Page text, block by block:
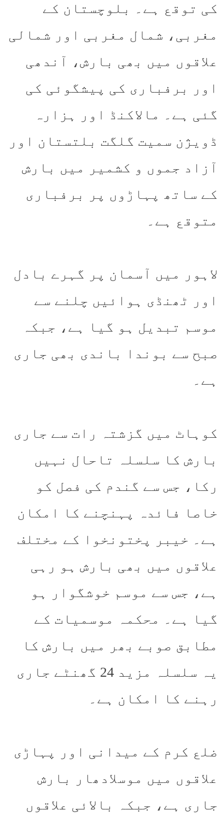
کی توقع ہے۔ بلوچستان کے
مغربی، شمال مغربی اور شمالی
علاقوں میں بھی بارش، آندھی
اور برفباری کی پیشگوئی کی
گئی ہے۔ مالاکنڈ اور ہزارہ
ڈویژن سمیت گلگت بلتستان اور
آزاد جموں و کشمیر میں بارش
کے ساتھ پہاڑوں پر برفباری
متوقع ہے۔
لاہور میں آسمان پر گہرے بادل
اور ٹھنڈی ہوائیں چلنے سے
موسم تبدیل ہو گیا ہے، جبکہ
صبح سے بوندا باندی بھی جاری
ہے۔
کوہاٹ میں گزشتہ رات سے جاری
بارش کا سلسلہ تاحال نہیں
رکا، جس سے گندم کی فصل کو
خاصا فائدہ پہنچنے کا امکان
ہے۔ خیبر پختونخوا کے مختلف
علاقوں میں بھی بارش ہو رہی
ہے، جس سے موسم خوشگوار ہو
گیا ہے۔ محکمہ موسمیات کے
مطابق صوبے بھر میں بارش کا
یہ سلسلہ مزید 24 گھنٹے جاری
رہنے کا امکان ہے۔
ضلع کرم کے میدانی اور پہاڑی
علاقوں میں موسلادھار بارش
جاری ہے، جبکہ بالائی علاقوں